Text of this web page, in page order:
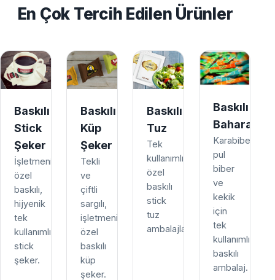
En Çok Tercih Edilen Ürünler
Baskılı
Stick
Şeker
İşletmenize
özel
baskılı,
hijyenik
tek
kullanımlık
stick
şeker.
Baskılı
Küp
Şeker
Tekli
ve
çiftli
sargılı,
işletmenize
özel
baskılı
küp
şeker.
Baskılı
Tuz
Tek
kullanımlık,
özel
baskılı
stick
tuz
ambalajları.
Baskılı
Baharat
Karabiber,
pul
biber
ve
kekik
için
tek
kullanımlık
baskılı
ambalaj.